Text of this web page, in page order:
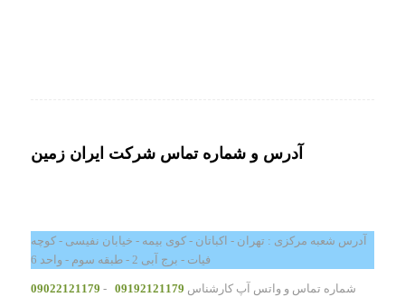
آدرس و شماره تماس شرکت ایران زمین
آدرس شعبه مرکزی : تهران - اکباتان - کوی بیمه - خیابان نفیسی - کوچه
فیات - برج آبی 2 - طبقه سوم - واحد 6
شماره تماس و واتس آپ کارشناس 09192121179
-
09022121179